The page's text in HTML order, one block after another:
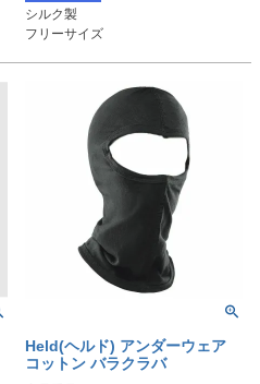
シルク製
フリーサイズ
Held(ヘルド) アンダーウェア
コットン バラクラバ